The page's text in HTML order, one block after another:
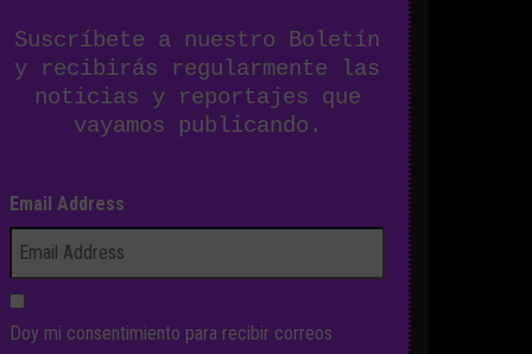
Suscríbete a nuestro Boletín
y recibirás regularmente las
noticias y reportajes que
vayamos publicando.
Email Address
Doy mi consentimiento para recibir correos